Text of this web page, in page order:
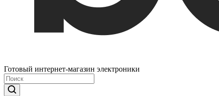
Готовый интернет-магазин электроники